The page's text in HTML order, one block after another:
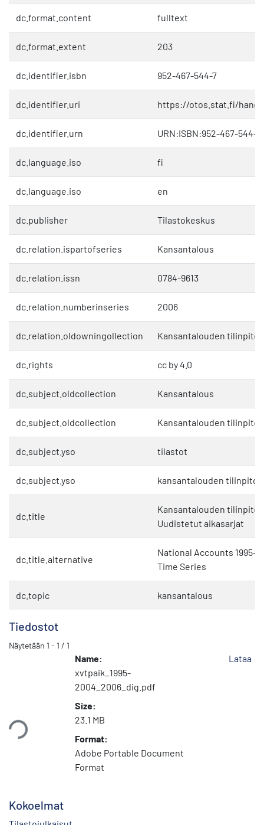
dc.format.content fulltext
dc.format.extent 203
dc.identifier.isbn 952-467-544-7
dc.identifier.uri https://otos.stat.fi/
dc.identifier.urn URN:ISBN:952-467-544-7
dc.language.iso fi
dc.language.iso en
dc.publisher Tilastokeskus
dc.relation.ispartofseries Kansantalous
dc.relation.issn 0784-9613
dc.relation.numberinseries 2006
dc.relation.oldowningollection Kansantalouden tilinpito
dc.rights cc by 4.0
dc.subject.oldcollection Kansantalous
dc.subject.oldcollection Kansantalouden tilinpito
dc.subject.yso tilastot
dc.subject.yso kansantalouden tilinpito
dc.title
Kansantalouden tilinpito
Uudistetut aikasarjat
dc.title.alternative
National Accounts
Time Series
dc.topic kansantalous
Tiedostot
Näytetään 1 - 1 / 1
Name:
xvtpaik_1995-
2004_2006_dig.pdf
Size:
23.1 MB
Format:
Adobe Portable Document
Format
Lataa
Kokoelmat